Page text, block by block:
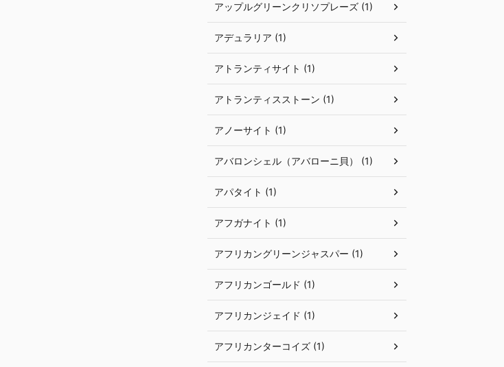
アップルグリーンクリソプレーズ (1)
アデュラリア (1)
アトランティサイト (1)
アトランティスストーン (1)
アノーサイト (1)
アバロンシェル（アバローニ貝） (1)
アパタイト (1)
アフガナイト (1)
アフリカングリーンジャスパー (1)
アフリカンゴールド (1)
アフリカンジェイド (1)
アフリカンターコイズ (1)